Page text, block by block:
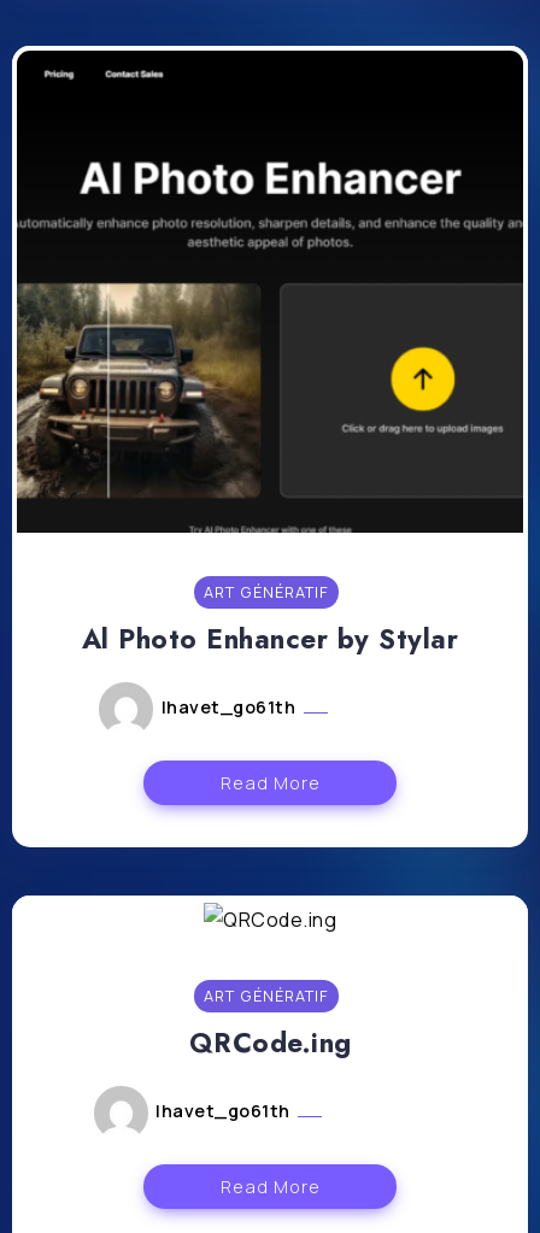
ART GÉNÉRATIF
Al Photo Enhancer by Stylar
lhavet_go61th
Read More
ART GÉNÉRATIF
QRCode.ing
lhavet_go61th
Read More